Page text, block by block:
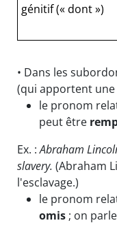
génitif (« dont »)
• Dans les
(qui apportent une
le pronom
peut être
Ex. :Abraham
slavery. (Abraham
l'esclavage.)
le pronom
omis ; on